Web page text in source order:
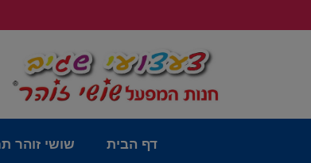
דף הבית שושי זוהר